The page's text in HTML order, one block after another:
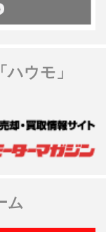
ウモ」
ム